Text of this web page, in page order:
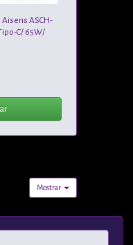
Aisens ASCH-
C/ 65W/
Mostrar